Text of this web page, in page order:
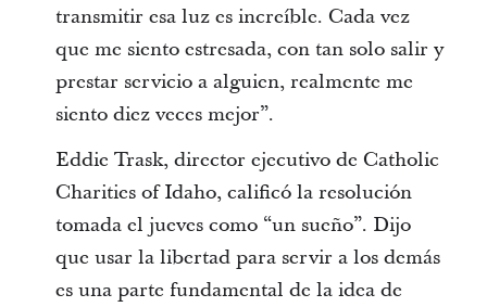
transmitir esa luz es increíble. Cada vez
que me siento estresada, con tan solo salir y
prestar servicio a alguien, realmente me
siento diez veces mejor”.
Eddie Trask, director ejecutivo de Catholic
Charities of Idaho, calificó la resolución
tomada el jueves como “un sueño”. Dijo
que usar la libertad para servir a los demás
es una parte fundamental de la idea de